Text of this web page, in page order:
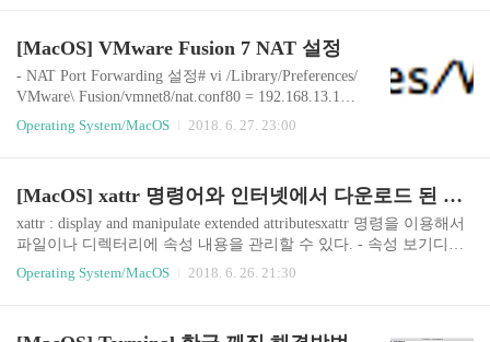
스크린샷 저장 위치 변경$ defaults write com.apple.screencapture locati
on /Users/do9dark/Documents/$ killall SystemUIServer..
[MacOS] VMware Fusion 7 NAT 설정
- NAT Port Forwarding 설정# vi /Library/Preferences/
VMware\ Fusion/vmnet8/nat.conf80 = 192.168.13.13
3:80(VMware 내부 서버(192.168.13.133:80)를 외부
와 연결할 수 있도록 추가) - VMware 재시작# /Appl
s/Library/vmnet-cli --start 접속 시 내부 서버에 접근
가능(Port Forwarding)http://127.0.0.1/
Operating System/MacOS 2018. 6. 27. 23:00
[MacOS] xattr 명령어와 인터넷에서 다운로드 된 파일 경고 제거
xattr : display and manipulate extended attributesxattr 명령을 이용해서
파일이나 디렉터리에 속성 내용을 관리할 수 있다. - 속성 보기디렉
터리/파일의 속성 보기Library 디렉터리에 속성 내용을 볼 수 있다.$
xattr $ xattr file.dmgcom.apple.FinderInfo - 제거 하기$ xattr -d $ xattr -
Operating System/MacOS 2018. 6. 26. 21:30